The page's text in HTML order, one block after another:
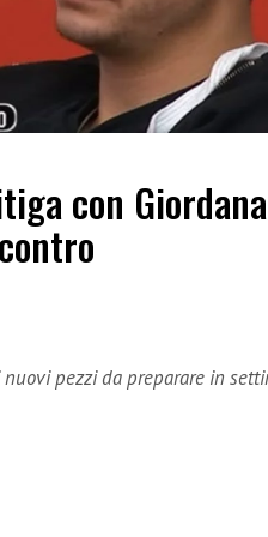
con
pezzi da preparare in